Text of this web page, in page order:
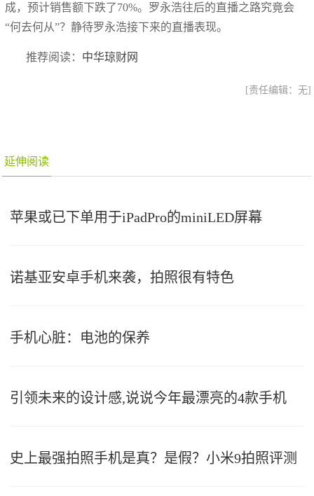
成，预计销售额下跌了70%。罗永浩往后的直播之路究竟会
“何去何从”？静待罗永浩接下来的直播表现。
推荐阅读： 中华琼财网
[责任编辑：无]
延伸阅读
苹果或已下单用于iPadPro的miniLED屏幕
诺基亚安卓手机来袭，拍照很有特色
手机心脏：电池的保养
引领未来的设计感,说说今年最漂亮的4款手机
史上最强拍照手机是真？是假？小米9拍照评测